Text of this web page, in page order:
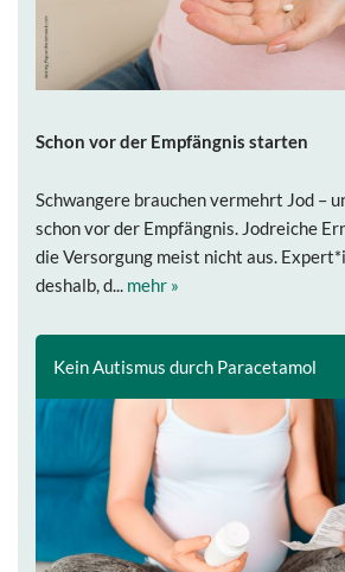
Schon vor der Empfängnis starten
Schwangere brauchen vermehrt Jod –
schon vor der Empfängnis. Jodreiche
die Versorgung meist nicht aus.
deshalb, d... mehr »
Kein Autismus durch Paracetamol